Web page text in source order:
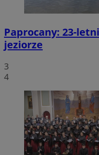
Paprocany: 23-
jeziorze
3
4